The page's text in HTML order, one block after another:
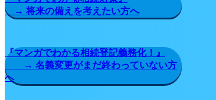
→ 将来の備えを考えたい方へ
『マンガでわかる相続登記義務化！』
→ 名義変更がまだ終わっていない方
へ